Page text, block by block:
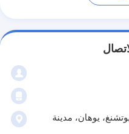
يوهان، مدينة